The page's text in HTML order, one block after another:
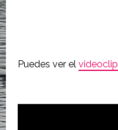
Puedes ver el videoclip